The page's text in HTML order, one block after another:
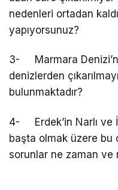
nedenleri ortadan
yapıyorsunuz?
3- Marmara
denizlerden
bulunmaktadır?
4- Erdek’in Narlı ve
başta olmak üzere bu
sorunlar ne zaman ve